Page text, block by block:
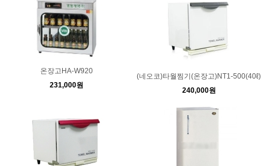
온장고HA-W920
231,000원
(네오코)타월찜기(온장고)NT1-500(40ℓ)
240,000원